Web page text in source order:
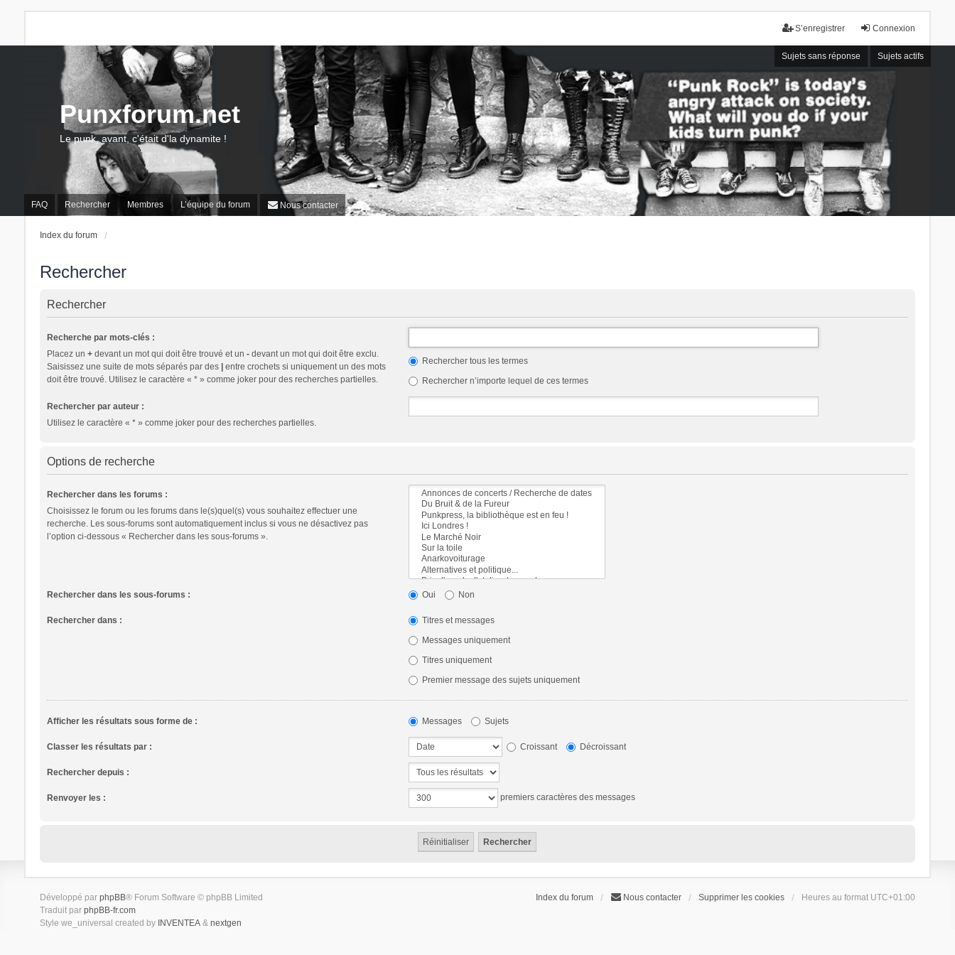
Connexion
S’enregistrer
Sujets sans réponse Sujets actifs
FAQ Rechercher Membres L’équipe du forum Nous contacter
Punxforum.net
Le punk, avant, c'était d'la dynamite !
Index du forum
Rechercher
Rechercher
Recherche par mots-clés :
Placez un +devant un mot qui doit être trouvé et un -devant un mot qui doit être exclu.
Saisissez une suite de mots séparés par des
entre crochets si uniquement un des mots
doit être trouvé. Utilisez le caractère « * » comme joker pour des recherches partielles.
Rechercher tous les termes
Rechercher n’importe lequel de ces termes
Rechercher par auteur :
Utilisez le caractère « * » comme joker pour des recherches partielles.
Options de recherche
Rechercher dans les forums :
Choisissez le forum ou les forums dans le(s)quel(s) vous souhaitez effectuer une
recherche. Les sous-forums sont automatiquement inclus si vous ne désactivez pas
l’option ci-dessous « Rechercher dans les sous-forums ».
Rechercher dans les sous-forums : Oui Non
Rechercher dans :
Titres et messages
Messages uniquement
Titres uniquement
Premier message des sujets uniquement
Afficher les résultats sous forme de : Messages Sujets
Classer les résultats par : Croissant Décroissant
Rechercher depuis :
Renvoyer les : premiers caractères des messages
Index du forum Nous contacter Supprimer les cookies Heures au format UTC+01:00
Développé par phpBB® Forum Software © phpBB Limited
Traduit par phpBB-fr.com
Style we_universal created by INVENTEA& nextgen